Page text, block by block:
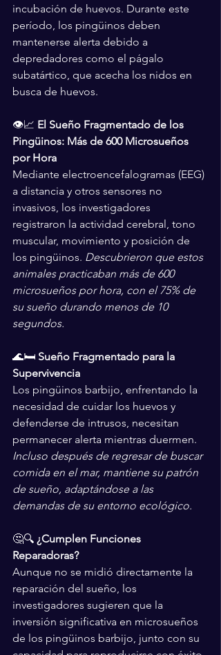
incubación de huevos. Durante este
período, los pingüinos deben
mantenerse alerta debido a
depredadores como el págalo
subatártico, que acecha los nidos en
busca de huevos.
👁️📈 El Sueño Fragmentado de los
Pingüinos: Más de 600 Microsueños
por Hora
Mediante electroencefalogramas (EEG)
a distancia y otros sensores no
invasivos, los investigadores
registraron la actividad cerebral, tono
muscular, movimiento y posición de
los pingüinos. Descubrieron que estos
animales practicaban más de 600
microsueños por hora, con el 75% de
su sueño durando menos de 10
segundos.
🌊🛏️ Sueño Fragmentado para la
Supervivencia
Los pingüinos barbijo, enfrentando la
necesidad de cuidar los huevos y
defenderse de intrusos, necesitan
permanecer alerta mientras duermen.
Incluso después de regresar de buscar
comida en el mar, mantiene su patrón
de sueño, adaptándose a las
demandas de su entorno ecológico.
🤔🔍 ¿Cumplen Funciones
Reparadoras?
Aunque no se midió directamente la
reparación del sueño, los
investigadores sugieren que la
inversión significativa en microsueños
de los pingüinos barbijo, junto con su